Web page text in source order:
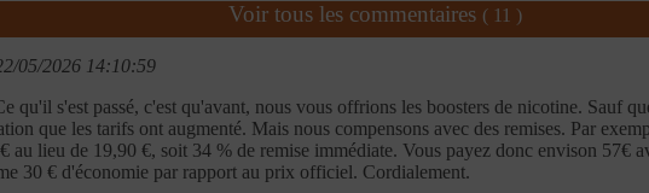
Voir tous les commentaires ( 11 )
05/2026 14:10:59
qu'il s'est passé, c'est qu'avant, nous vous offrions les boosters de nicotine. Sauf
que les tarifs ont augmenté. Mais nous compensons avec des remises. Par
au lieu de 19,90 €, soit 34 % de remise immédiate. Vous payez donc envison 57€
30 € d'économie par rapport au prix officiel. Cordialement.